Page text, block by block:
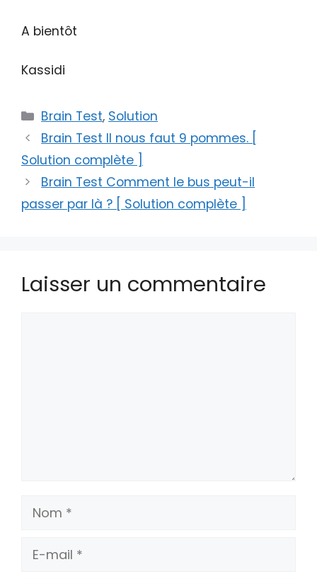
A bientôt
Kassidi
Catégories
Brain Test, Solution
Brain Test Il nous faut 9 pommes. [
Solution complète ]
Brain Test Comment le bus peut-il
passer par là ? [ Solution complète ]
Laisser un commentaire
Nom
E-